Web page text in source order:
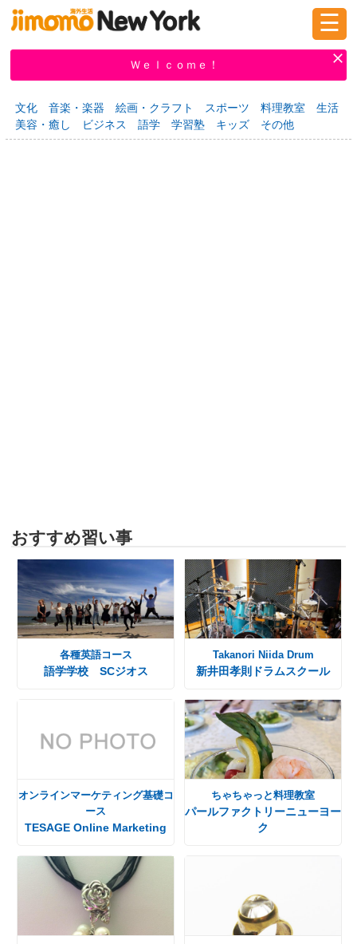
掲示板 タウン情報 教えて！
☰
Ｗｅｌｃｏｍｅ！
文化 音楽・楽器 絵画・クラフト スポーツ 料理教室
生活
美容・癒し
ビジネス 語学 学習塾 キッズ その他
おすすめ習い事
各種英語コース
語学学校 SCジオス
Takanori Niida Drum
新井田孝則ドラムスクール
オンラインマーケティング基礎コ
ース
TESAGE Online Marketing
ちゃちゃっと料理教室
パールファクトリーニューヨー
ク